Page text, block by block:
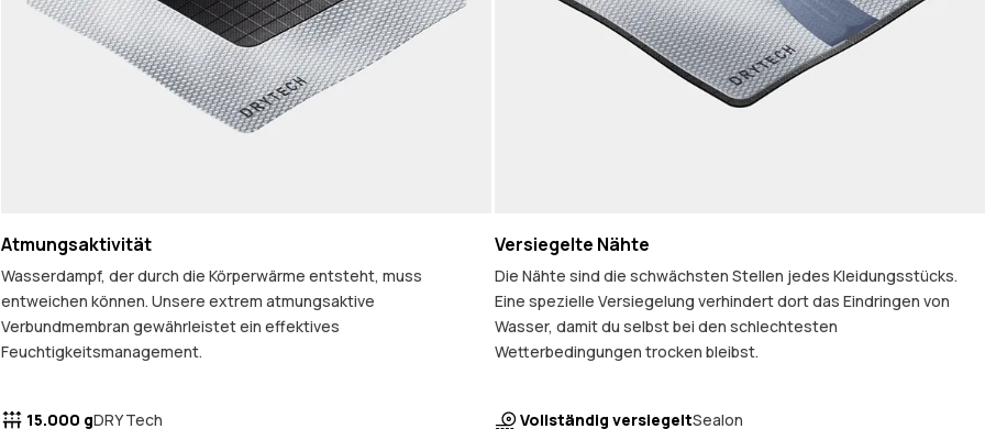
Atmungsaktivität
Wasserdampf, der durch die Körperwärme entsteht, muss
entweichen können. Unsere extrem atmungsaktive
Verbundmembran gewährleistet ein effektives
Feuchtigkeitsmanagement.
15.000 gDRY Tech
Versiegelte Nähte
Die Nähte sind die schwächsten Stellen jedes Kleidungsstücks.
Eine spezielle Versiegelung verhindert dort das Eindringen von
Wasser, damit du selbst bei den schlechtesten
Wetterbedingungen trocken bleibst.
Vollständig versiegeltSealon